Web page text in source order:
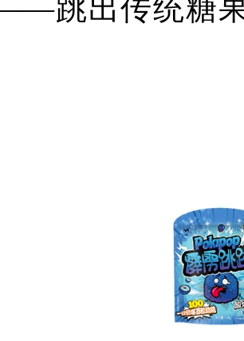
跳出传统糖